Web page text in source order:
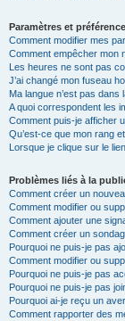
Paramètres et
Comment modifier mes
Comment empêcher mon
Les heures ne sont pas
J’ai changé mon fuseau
Ma langue n’est pas dans
A quoi correspondent les
Comment puis-je afficher
Qu’est-ce que mon rang
Lorsque je clique sur le lien
Problèmes liés à la
Comment créer un
Comment modifier ou
Comment ajouter une
Comment créer un
Pourquoi ne puis-je pas
Comment modifier ou
Pourquoi ne puis-je pas
Pourquoi ne puis-je pas
Pourquoi ai-je reçu un
Comment rapporter des